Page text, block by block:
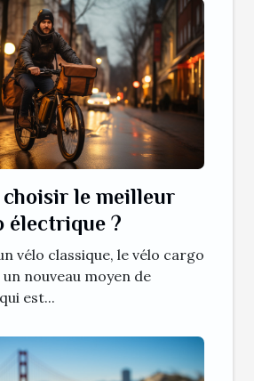
choisir le meilleur
électrique ?
vélo classique, le vélo cargo
nouveau moyen de
est...